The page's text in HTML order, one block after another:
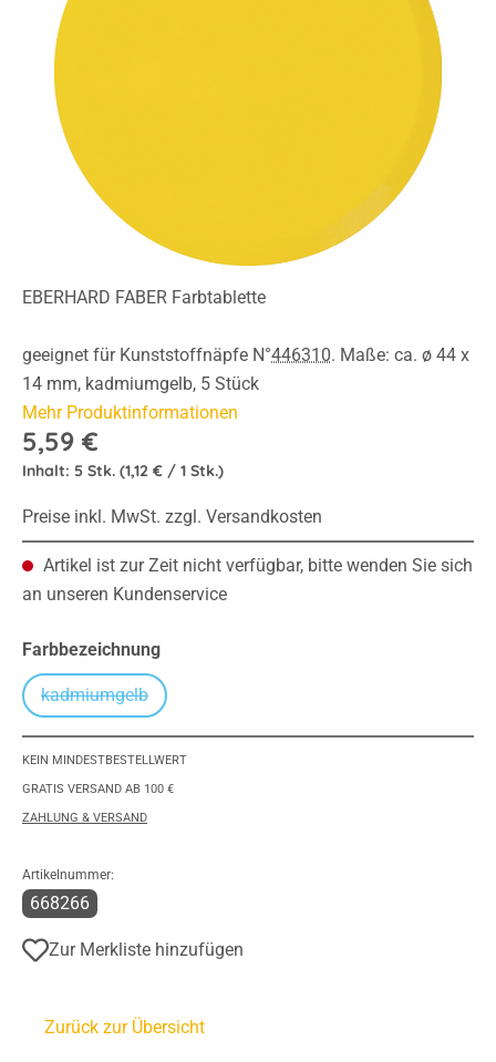
EBERHARD FABER Farbtablette
geeignet für Kunststoffnäpfe N°446310. Maße: ca. ø 44 x
14 mm, kadmiumgelb, 5 Stück
Mehr Produktinformationen
5,59 €
Inhalt: 5 Stk. (1,12 € / 1 Stk.)
Preise inkl. MwSt. zzgl. Versandkosten
Artikel ist zur Zeit nicht verfügbar, bitte wenden Sie sich
an unseren Kundenservice
Farbbezeichnungauswählen
kadmiumgelb(Diese Option ist zurzeit nicht verfügbar.)
KEIN MINDESTBESTELLWERT
GRATIS VERSAND AB 100 €
ZAHLUNG & VERSAND
Artikelnummer:
668266
Zur Merkliste hinzufügen
Zurück zur Übersicht